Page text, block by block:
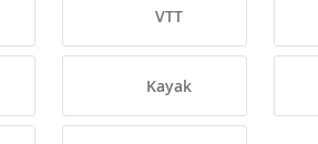
VTT
Kayak